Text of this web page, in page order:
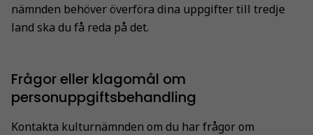
nämnden behöver överföra dina uppgifter till tredje
land ska du få reda på det.
Frågor eller klagomål om
personuppgiftsbehandling
Kontakta kulturnämnden om du har frågor om